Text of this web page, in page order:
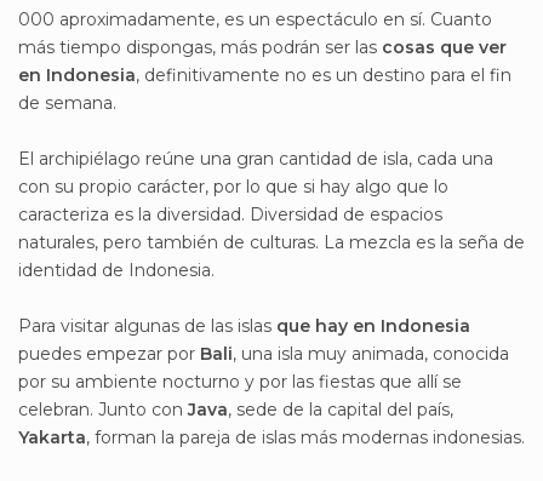
000 aproximadamente, es un espectáculo en sí. Cuanto
más tiempo dispongas, más podrán ser las cosas que ver
en Indonesia, definitivamente no es un destino para el fin
de semana.
El archipiélago reúne una gran cantidad de isla, cada una
con su propio carácter, por lo que si hay algo que lo
caracteriza es la diversidad. Diversidad de espacios
naturales, pero también de culturas. La mezcla es la seña de
identidad de Indonesia.
Para visitar algunas de las islas que hay en Indonesia
puedes empezar por Bali, una isla muy animada, conocida
por su ambiente nocturno y por las fiestas que allí se
celebran. Junto conJava, sede de la capital del país,
Yakarta, forman la pareja de islas más modernas indonesias.